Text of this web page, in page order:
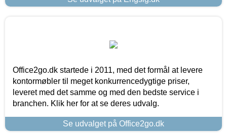
Office2go.dk startede i 2011, med det formål at levere
kontormøbler til meget konkurrencedygtige priser,
leveret med det samme og med den bedste service i
branchen. Klik her for at se deres udvalg.
Se udvalget på Office2go.dk